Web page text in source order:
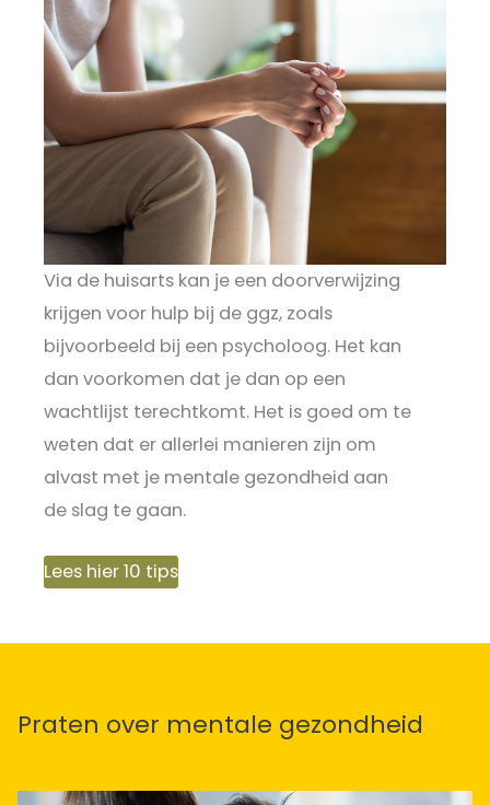
Via de huisarts kan je een doorverwijzing
krijgen voor hulp bij de ggz, zoals
bijvoorbeeld bij een psycholoog. Het kan
dan voorkomen dat je dan op een
wachtlijst terechtkomt. Het is goed om te
weten dat er allerlei manieren zijn om
alvast met je mentale gezondheid aan
de slag te gaan.
Lees hier 10 tips
Praten over mentale gezondheid